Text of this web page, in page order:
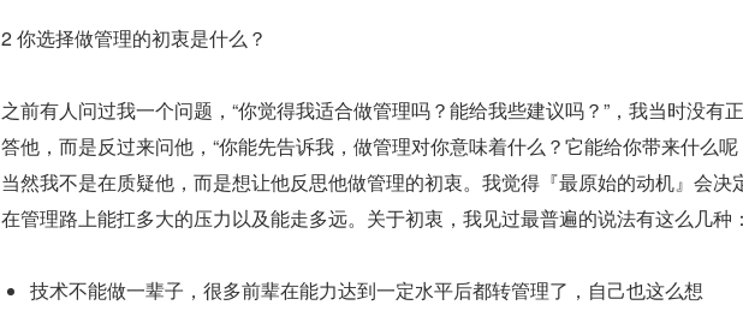
2 你选择做管理的初衷是什么？
之前有人问过我一个问题，“你觉得我适合做管理吗？能给我些建议吗？”，我当时没有
答他，而是反过来问他，“你能先告诉我，做管理对你意味着什么？它能给你带来什么呢
当然我不是在质疑他，而是想让他反思他做管理的初衷。我觉得『最原始的动机』会决
在管理路上能扛多大的压力以及能走多远。关于初衷，我见过最普遍的说法有这么几种：
技术不能做一辈子，很多前辈在能力达到一定水平后都转管理了，自己也这么想